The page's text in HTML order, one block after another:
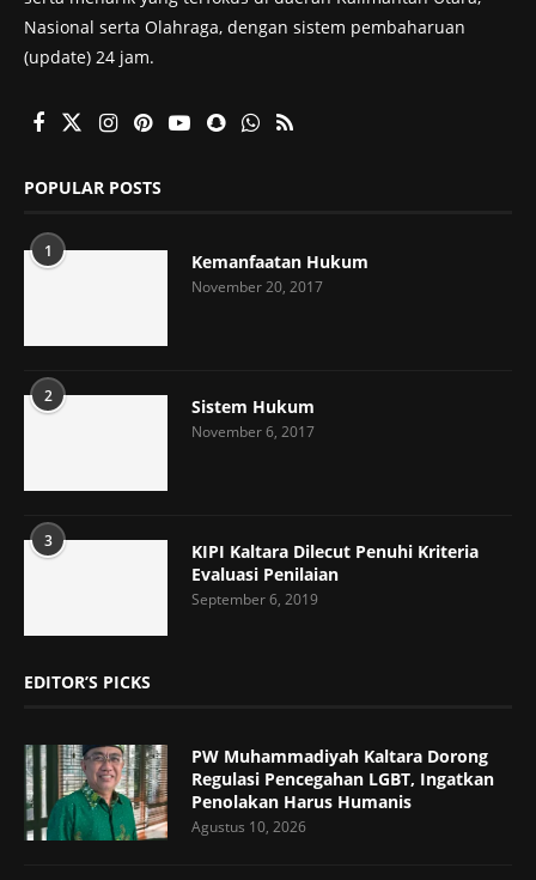
Nasional serta Olahraga, dengan sistem pembaharuan
(update) 24 jam.
POPULAR POSTS
1 Kemanfaatan Hukum
November 20, 2017
2 Sistem Hukum
November 6, 2017
3
KIPI Kaltara Dilecut Penuhi Kriteria
Evaluasi Penilaian
September 6, 2019
EDITOR’S PICKS
PW Muhammadiyah Kaltara Dorong
Regulasi Pencegahan LGBT, Ingatkan
Penolakan Harus Humanis
Agustus 10, 2026